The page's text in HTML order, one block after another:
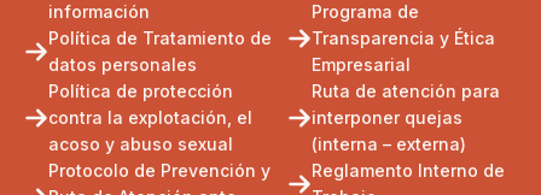
información
Política de Tratamiento de
datos personales
Política de protección
contra la explotación, el
acoso y abuso sexual
Protocolo de Prevención y
Programa de
Transparencia y Ética
Empresarial
Ruta de atención para
interponer quejas
(interna – externa)
Reglamento Interno de